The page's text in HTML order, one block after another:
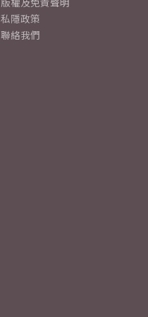
私隱政策
聯絡我們